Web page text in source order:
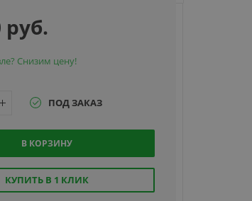
руб.
Снизим цену!
ПОД ЗАКАЗ
В КОРЗИНУ
КУПИТЬ В 1 КЛИК